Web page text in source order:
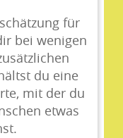
für
bei wenigen
du eine
mit der du
etwas